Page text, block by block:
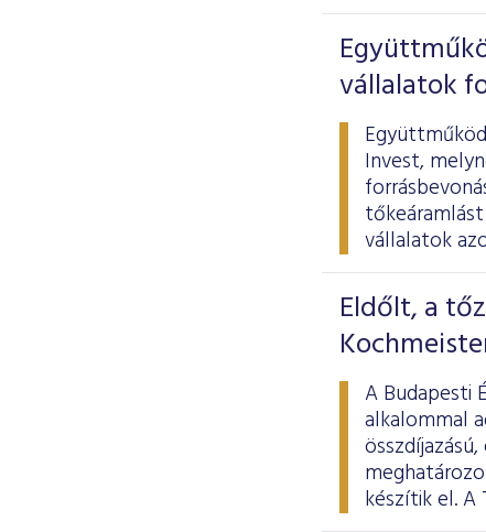
vállalatok
Invest,
vállalatok
Eldőlt, a
A Budapesti
alkalommal
készítik el.